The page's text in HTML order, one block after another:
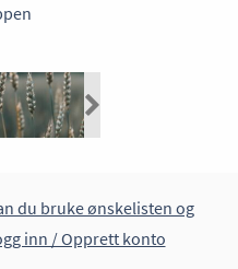
du bruke ønskelisten og
inn / Opprett konto